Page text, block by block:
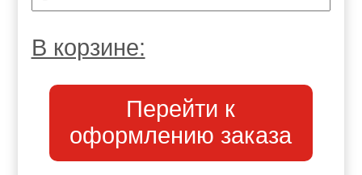
В корзине:
Перейти к
оформлению заказа